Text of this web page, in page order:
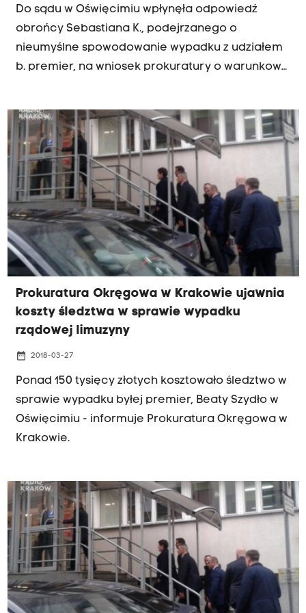
Do sądu w Oświęcimiu wpłynęła odpowiedź
obrońcy Sebastiana K., podejrzanego o
nieumyślne spowodowanie wypadku z udziałem
b. premier, na wniosek prokuratury o warunkowe
Sądu Okręgowego w Krakowie. Sąd nie udziela
informacji na temat treści odpowiedzi i nie
podjął jeszcze w sprawie żadnych decyzji.
Prokuratura Okręgowa w Krakowie ujawnia
koszty śledztwa w sprawie wypadku
rządowej limuzyny
date_range 2018-03-27
Ponad 150 tysięcy złotych kosztowało śledztwo w
sprawie wypadku byłej premier, Beaty Szydło w
Oświęcimiu - informuje Prokuratura Okręgowa w
Krakowie.